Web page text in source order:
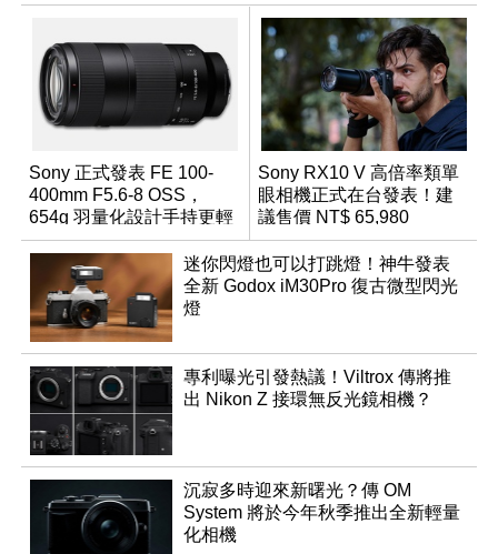
Sony 正式發表 FE 100-
400mm F5.6-8 OSS，
654g 羽量化設計手持更輕
鬆
Sony RX10 V 高倍率類單
眼相機正式在台發表！建
議售價 NT$ 65,980
迷你閃燈也可以打跳燈！神牛發表
全新 Godox iM30Pro 復古微型閃光
燈
專利曝光引發熱議！Viltrox 傳將推
出 Nikon Z 接環無反光鏡相機？
沉寂多時迎來新曙光？傳 OM
System 將於今年秋季推出全新輕量
化相機